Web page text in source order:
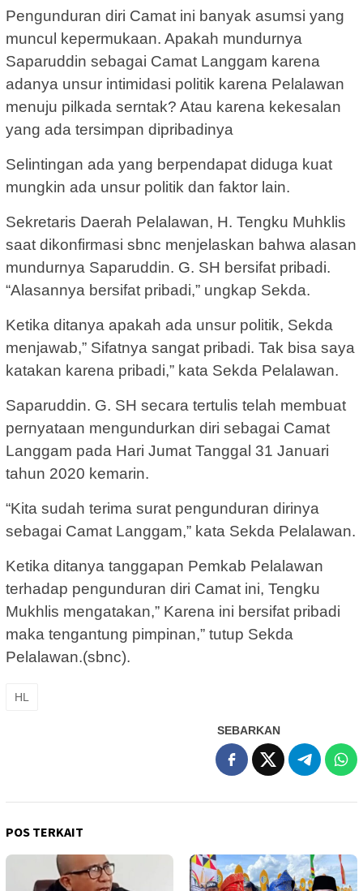
Pengunduran diri Camat ini banyak asumsi yang
muncul kepermukaan. Apakah mundurnya
Saparuddin sebagai Camat Langgam karena
adanya unsur intimidasi politik karena Pelalawan
menuju pilkada serntak? Atau karena kekesalan
yang ada tersimpan dipribadinya
Selintingan ada yang berpendapat diduga kuat
mungkin ada unsur politik dan faktor lain.
Sekretaris Daerah Pelalawan, H. Tengku Muhklis
saat dikonfirmasi sbnc menjelaskan bahwa alasan
mundurnya Saparuddin. G. SH bersifat pribadi.
“Alasannya bersifat pribadi,” ungkap Sekda.
Ketika ditanya apakah ada unsur politik, Sekda
menjawab,” Sifatnya sangat pribadi. Tak bisa saya
katakan karena pribadi,” kata Sekda Pelalawan.
Saparuddin. G. SH secara tertulis telah membuat
pernyataan mengundurkan diri sebagai Camat
Langgam pada Hari Jumat Tanggal 31 Januari
tahun 2020 kemarin.
“Kita sudah terima surat pengunduran dirinya
sebagai Camat Langgam,” kata Sekda Pelalawan.
Ketika ditanya tanggapan Pemkab Pelalawan
terhadap pengunduran diri Camat ini, Tengku
Mukhlis mengatakan,” Karena ini bersifat pribadi
maka tengantung pimpinan,” tutup Sekda
Pelalawan.(sbnc).
HL
SEBARKAN
POS TERKAIT